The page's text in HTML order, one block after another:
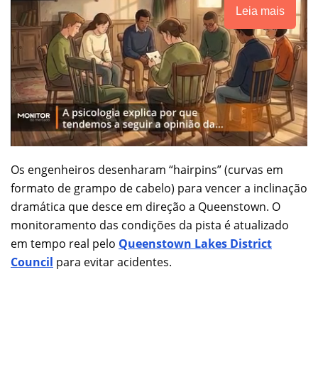
Leia mais
Os engenheiros desenharam “hairpins” (curvas em
formato de grampo de cabelo) para vencer a inclinação
dramática que desce em direção a Queenstown. O
monitoramento das condições da pista é atualizado
em tempo real pelo Queenstown Lakes District
Council para evitar acidentes.